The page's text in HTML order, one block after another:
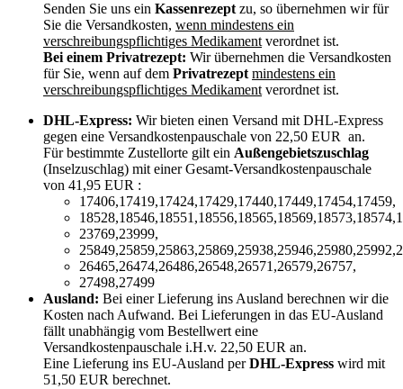
Senden Sie uns ein Kassenrezeptzu, so übernehmen wir für
Sie die Versandkosten, wenn mindestens ein
verschreibungspflichtiges Medikamentverordnet ist.
Bei einem Privatrezept: Wir übernehmen die Versandkosten
für Sie, wenn auf dem Privatrezept mindestens ein
verschreibungspflichtiges Medikamentverordnet ist.
DHL-Express: Wir bieten einen Versand mit DHL-Express
gegen eine Versandkostenpauschale von 22,50 EUR an.
Für bestimmte Zustellorte gilt ein Außengebietszuschlag
(Inselzuschlag) mit einer Gesamt-Versandkostenpauschale
von 41,95 EUR :
17406,17419,17424,17429,17440,17449,17454,17459,
23769,23999,
26465,26474,26486,26548,26571,26579,26757,
27498,27499
Ausland: Bei einer Lieferung ins Ausland berechnen wir die
Kosten nach Aufwand. Bei Lieferungen in das EU-Ausland
fällt unabhängig vom Bestellwert eine
Versandkostenpauschale i.H.v. 22,50 EUR an.
Eine Lieferung ins EU-Ausland perDHL-Express wird mit
51,50 EUR berechnet.